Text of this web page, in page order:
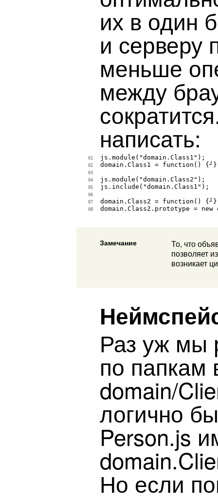
их в один
и серверу
меньше
между
написать:
01
02
03
04
05
06
07
08
js.module("domain.Class1");
domain.Class1 = function() {┘}
js.module("domain.Class2");
js.include("domain.Class1");
domain.Class2 = function() {┘}
domain.Class2.prototype = new
Замечание
То, что
позволяет
возникает
Раз уж мы
по папкам
domain/
логично
Person.js
Но если